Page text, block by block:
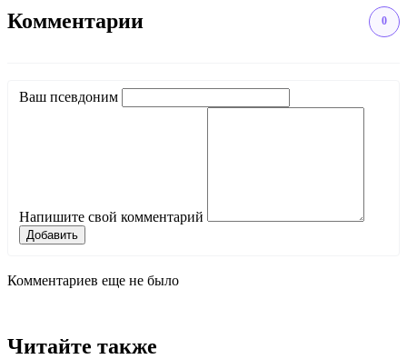
Комментарии 0
Ваш псевдоним
Напишите свой комментарий
Добавить
Комментариев еще не было
Читайте также